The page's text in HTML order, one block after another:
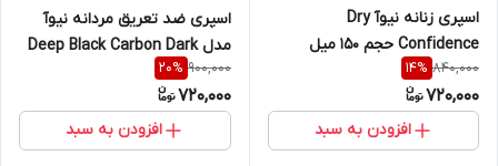
اسپری زنانه نیوآ Dry
Confidence حجم 150 میل
840,000
14%
720,000
افزودن به سبد
اسپری ضد تعریق مردانه نیوآ
مدل Deep Black Carbon Dark
Wood
900,000
20%
720,000
افزودن به سبد